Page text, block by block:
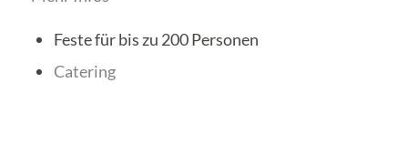
Feste für bis zu 200 Personen
Catering